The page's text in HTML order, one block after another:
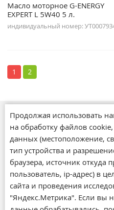
Масло моторное G-ENERGY
EXPERT L 5W40 5 л.
индивидуальный номер:
1 2
Магазины
О компании
Обратная связь
Новости
Статьи
Акции
Доставка и оплата
Возврат и обмен товара
Продолжая использовать
на обработку файлов
данных (местоположение,
тип устройства и
браузера, источник откуда
пользователь, ip-адрес) в
сайта и проведения
"Яндекс.Метрика". Если вы